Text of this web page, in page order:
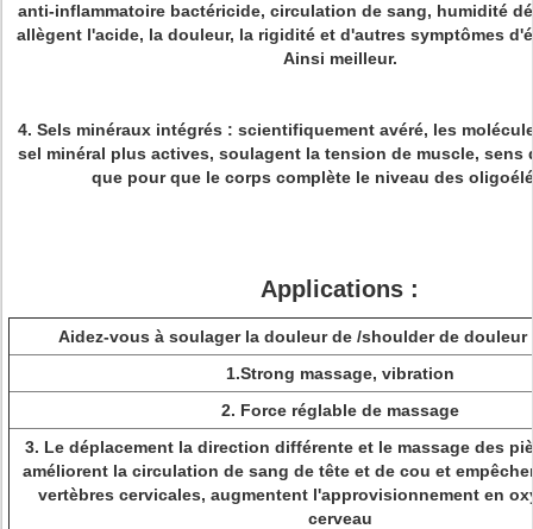
anti-inflammatoire bactéricide, circulation de sang, humidité
allègent l'acide, la douleur, la rigidité et d'autres symptômes
Ainsi meilleur.
4. Sels minéraux intégrés : scientifiquement avéré, les
sel minéral plus actives, soulagent la tension de muscle, sens
que pour que le corps complète le niveau des
Applications :
Aidez-vous à soulager la douleur de /shoulder de douleur
1.Strong massage, vibration
2. Force réglable de massage
3. Le déplacement la direction différente et le massage des
améliorent la circulation de sang de tête et de cou et
vertèbres cervicales, augmentent l'approvisionnement en
cerveau